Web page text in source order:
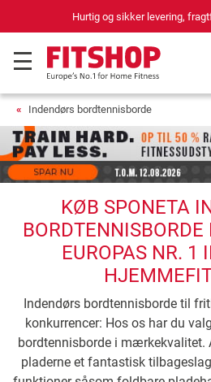
Hurtig og sikker levering,
Indendørs bordtennisborde
KØB SPONETA
EUROPAS NR. 1
Indendørs bordtennisborde til
konkurrencer: Hos os har du
bordtennisborde i
pladerne et fantastisk